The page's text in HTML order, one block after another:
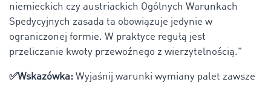
niemieckich czy austriackich Ogólnych Warunkach
Spedycyjnych zasada ta obowiązuje jedynie w
ograniczonej formie. W praktyce regułą jest
przeliczanie kwoty przewoźnego z wierzytelnością."
✅Wskazówka: Wyjaśnij warunki wymiany palet zawsze